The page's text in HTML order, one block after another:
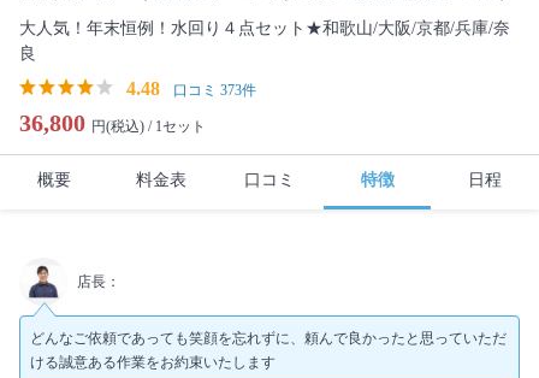
大人気！年末恒例！水回り４点セット★和歌山/大阪/京都/兵庫/奈
良
4.48 口コミ 373件
36,800 円(税込) / 1セット
概要 料金表 口コミ 特徴 日程
店長：
どんなご依頼であっても笑顔を忘れずに、頼んで良かったと思っていただ
ける誠意ある作業をお約束いたします